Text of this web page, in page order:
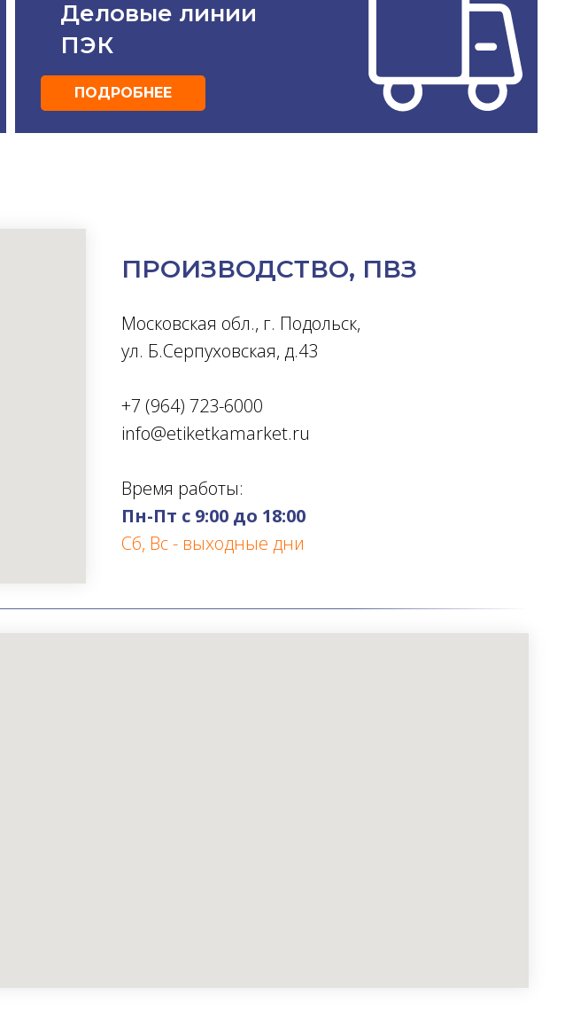
ПОДРОБНЕЕ
Деловые линии
ПЭК
ПРОИЗВОДСТВО, ПВЗ
Московская обл., г. Подольск,
ул. Б.Серпуховская, д.43
+7 (964) 723-6000
info@etiketkamarket.ru
Время работы:
Пн-Пт с 9:00 до 18:00
Сб, Вс - выходные дни